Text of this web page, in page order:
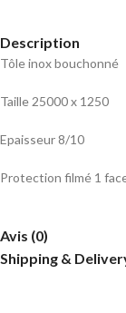
Description
Tôle inox bouchonné
Taille 25000 x 1250
Epaisseur 8/10
Protection filmé 1
Avis (0)
Shipping &